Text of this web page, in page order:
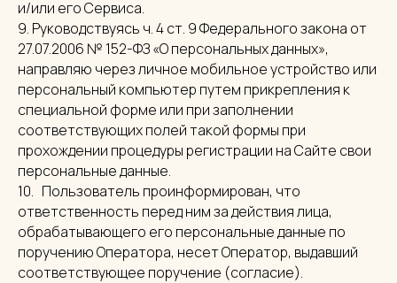
и/или его Сервиса.
9. Руководствуясь ч. 4 ст. 9 Федерального закона от
27.07.2006 № 152-ФЗ «О персональных данных»,
направляю через личное мобильное устройство или
персональный компьютер путем прикрепления к
специальной форме или при заполнении
соответствующих полей такой формы при
прохождении процедуры регистрации на Сайте свои
персональные данные.
10. Пользователь проинформирован, что
ответственность перед ним за действия лица,
обрабатывающего его персональные данные по
поручению Оператора, несет Оператор, выдавший
соответствующее поручение (согласие).